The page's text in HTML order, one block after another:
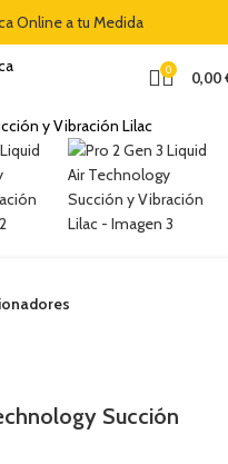
Online a tu Medida
0 0,00
Succión
🏷️ CUPÓN DE DESCUENTO DE